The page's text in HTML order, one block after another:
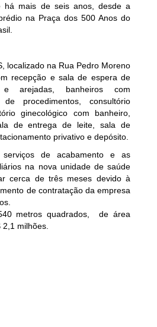
há mais de seis anos, desde a
na Praça dos 500 Anos do
localizado na Rua Pedro Moreno
recepção e sala de espera de
e arejadas, banheiros com
procedimentos, consultório
ginecológico com banheiro,
de entrega de leite, sala de
privativo e depósito.
de acabamento e as
na nova unidade de saúde
cerca de três meses devido à
de contratação da empresa
metros quadrados, de área
milhões.